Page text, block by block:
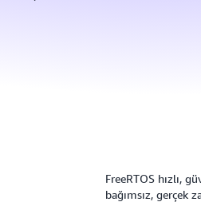
FreeRTOS hızlı,
bağımsız, gerçek